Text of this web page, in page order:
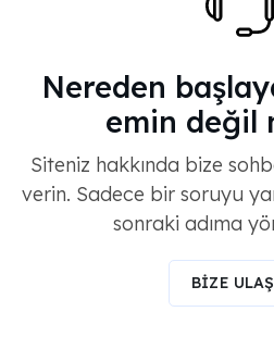
Nereden
emin değil
Siteniz hakkında bize
verin. Sadece bir soruyu
sonraki adıma
BİZE